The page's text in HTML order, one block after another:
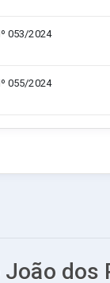
053/2024
055/2024
dos